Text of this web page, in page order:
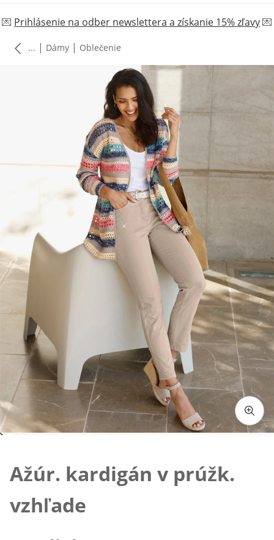
💌 Prihlásenie na odber newslettera a získanie 15% zľavy💌
... | Dámy | Oblečenie
Klepnutím obrázok zväčšíte
Ažúr. kardigán v prúžk.
vzhľade